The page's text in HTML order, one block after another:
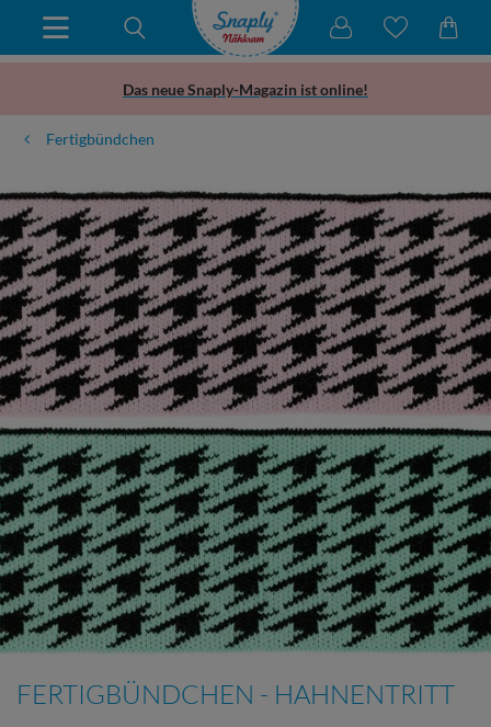
Das neue Snaply-Magazin ist online!
Fertigbündchen
FERTIGBÜNDCHEN - HAHNENTRITT